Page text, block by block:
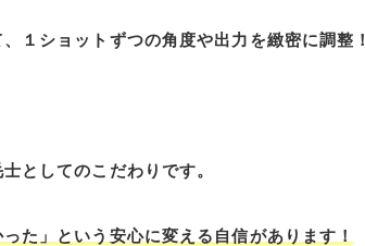
１ショットずつの角度や出力を緻密に調整！
としてのこだわりです。
た」という安心に変える自信があります！